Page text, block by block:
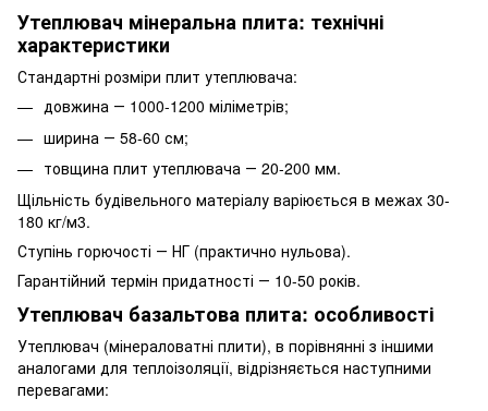
Утеплювач мінеральна плита: технічні
характеристики
Стандартні розміри плит утеплювача:
довжина ― 1000-1200 міліметрів;
ширина ― 58-60 см;
товщина плит утеплювача ― 20-200 мм.
Щільність будівельного матеріалу варіюється в межах 30-
180 кг/м3.
Ступінь горючості ― НГ (практично нульова).
Гарантійний термін придатності ― 10-50 років.
Утеплювач базальтова плита: особливості
Утеплювач (мінераловатні плити), в порівнянні з іншими
аналогами для теплоізоляції, відрізняється наступними
перевагами: